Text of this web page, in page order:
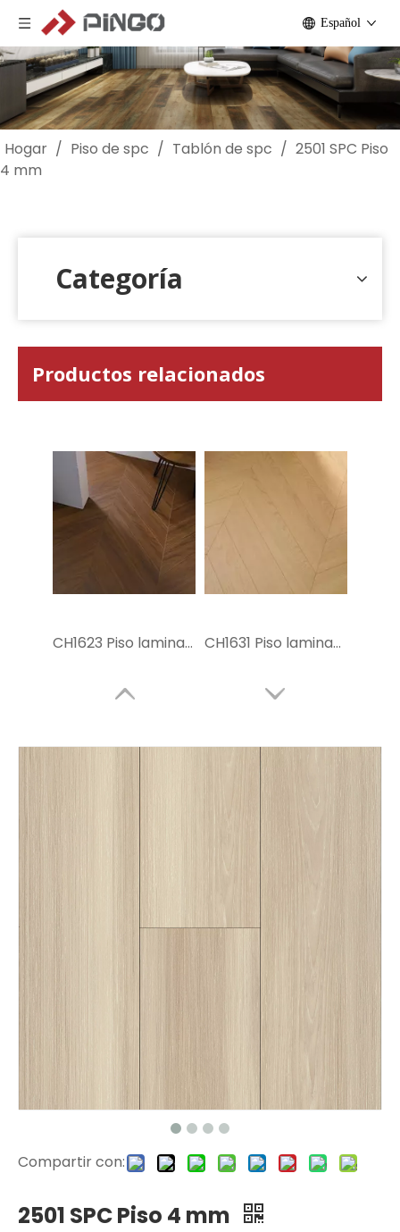
Español
Hogar / Piso de spc / Tablón de spc / 2501 SPC Piso
4 mm
Categoría
Productos relacionados
CH1623 Piso laminado de chevron de 12 mm CH1631 Piso laminado de chevron
Parquet de pisos de madera FS8101 Parquet de pisos laminado FS8160
Compartir con:
2501 SPC Piso 4 mm